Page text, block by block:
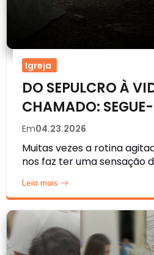
Igreja
DO SEPULCRO À
CHAMADO:
Em04.23.2026
Muitas vezes a rotina
nos faz ter uma sensação
Leia mais